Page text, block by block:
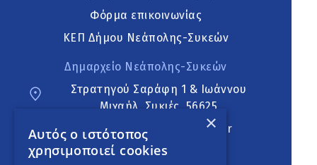
Φόρμα επικοινωνίας
ΚΕΠ Δήμου Νεάπολης-Συκεών
Δημαρχείο Νεάπολης-Συκεών
Στρατηγού Σαράφη 1 & Ιωάννου
Μιχαήλ, Συκιές, 56625
neapoli.sykies@ddt.gov.gr
Ακολουθήστε
×
Αυτός ο ιστότοπος
χρησιμοποιεί cookies